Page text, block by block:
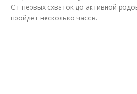
От первых схваток до активной
пройдёт несколько часов.